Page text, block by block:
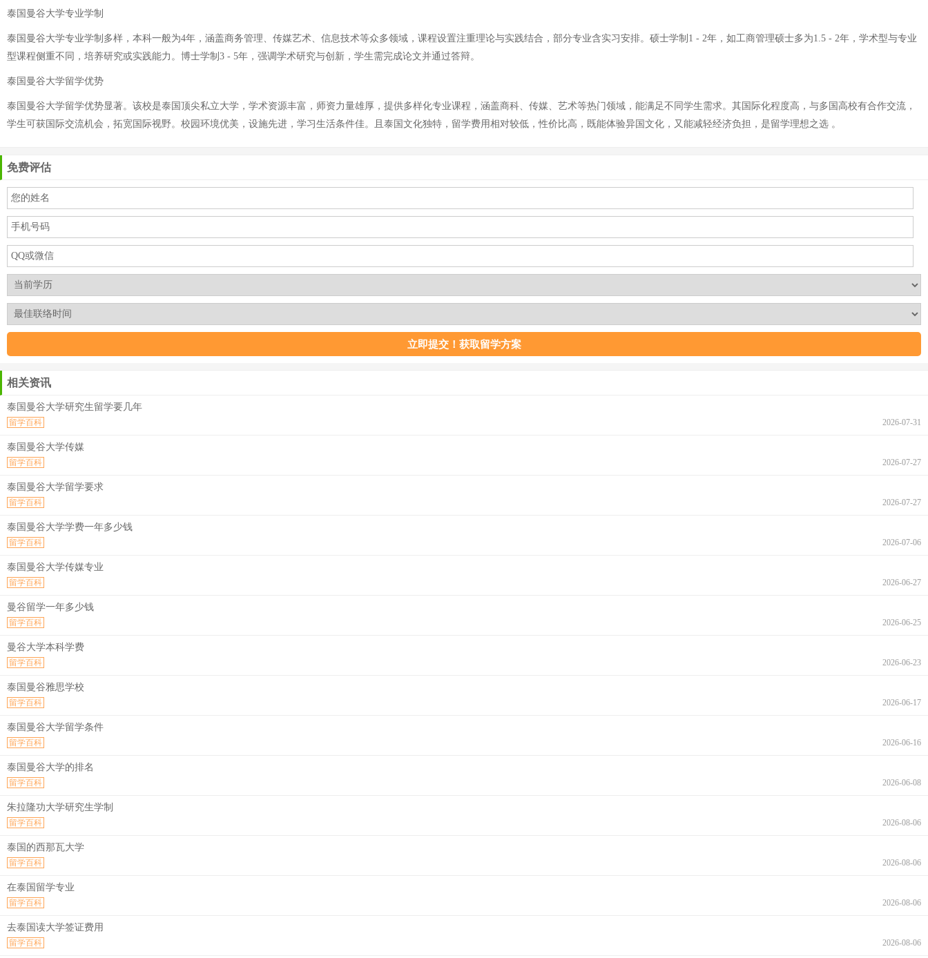
泰国曼谷大学专业学制
泰国曼谷大学专业学制多样，本科一般为4年，涵盖商务管理、传媒艺术、信息技术等众多领域，课程设置注重理论与实践结合，部分专业含实习安排。硕士学制1 - 2年，如工商管理硕士多为1.5 - 2年，学术型与专业
型课程侧重不同，培养研究或实践能力。博士学制3 - 5年，强调学术研究与创新，学生需完成论文并通过答辩。
泰国曼谷大学留学优势
泰国曼谷大学留学优势显著。该校是泰国顶尖私立大学，学术资源丰富，师资力量雄厚，提供多样化专业课程，涵盖商科、传媒、艺术等热门领域，能满足不同学生需求。其国际化程度高，与多国高校有合作交流，
学生可获国际交流机会，拓宽国际视野。校园环境优美，设施先进，学习生活条件佳。且泰国文化独特，留学费用相对较低，性价比高，既能体验异国文化，又能减轻经济负担，是留学理想之选 。
免费评估
相关资讯
泰国曼谷大学研究生留学要几年
2026-07-31
留学百科
泰国曼谷大学传媒
2026-07-27
留学百科
泰国曼谷大学留学要求
2026-07-27
留学百科
泰国曼谷大学学费一年多少钱
2026-07-06
留学百科
泰国曼谷大学传媒专业
2026-06-27
留学百科
曼谷留学一年多少钱
2026-06-25
留学百科
曼谷大学本科学费
2026-06-23
留学百科
泰国曼谷雅思学校
2026-06-17
留学百科
泰国曼谷大学留学条件
2026-06-16
留学百科
泰国曼谷大学的排名
2026-06-08
留学百科
朱拉隆功大学研究生学制
2026-08-06
留学百科
泰国的西那瓦大学
2026-08-06
留学百科
在泰国留学专业
2026-08-06
留学百科
去泰国读大学签证费用
2026-08-06
留学百科